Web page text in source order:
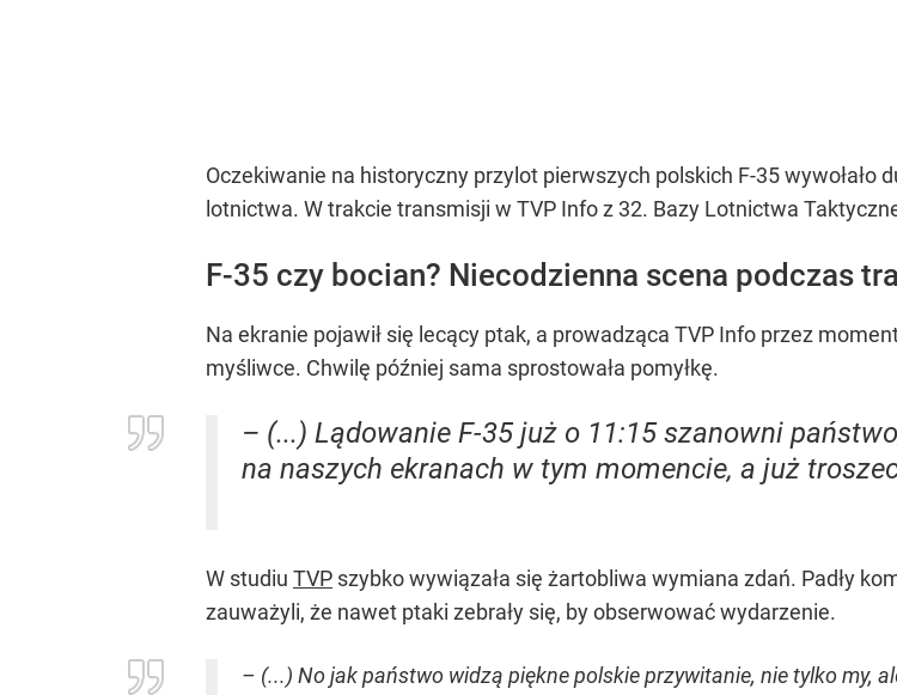
Oczekiwanie na historyczny przylot pierwszych polskich F-35
lotnictwa. W trakcie transmisji w TVP Info z 32. Bazy Lotnictwa
F-35 czy bocian? Niecodzienna scena podczas
Na ekranie pojawił się lecący ptak, a prowadząca TVP Info przez
myśliwce. Chwilę później sama sprostowała pomyłkę.
– (...) Lądowanie F-35 już o 11:15 szanowni
na naszych ekranach w tym momencie, a już
W studiu TVP szybko wywiązała się żartobliwa wymiana zdań. Padły
zauważyli, że nawet ptaki zebrały się, by obserwować wydarzenie.
– (...) No jak państwo widzą piękne polskie przywitanie, nie tylko my,